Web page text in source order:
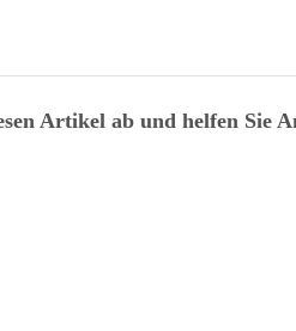
Artikel ab und helfen Sie